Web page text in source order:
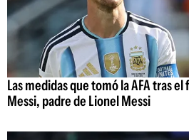
Las medidas que tomó la AFA tras
Messi, padre de Lionel Messi